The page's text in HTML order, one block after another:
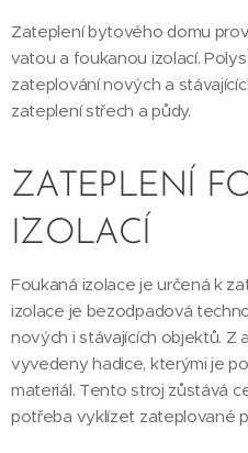
Zateplení bytového domu
vatou a foukanou izolací.
zateplování nových a
zateplení střech a půdy.
ZATEPLENÍ
IZOLACÍ
Foukaná izolace je určená k
izolace je bezodpadová
nových i stávajících objektů. Z
vyvedeny hadice, kterými je
materiál. Tento stroj zůstává
potřeba vyklízet zateplované